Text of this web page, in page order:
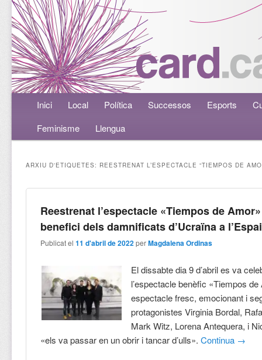
Menú principalAneu al contingut principal
Aneu al contingut secundari
Inici Local Política Successos Esports
Feminisme
Llengua
ARXIU D'ETIQUETES: REESTRENAT L’ESPECTACLE “TIEMPOS DE
Reestrenat l’espectacle «Tiempos de
benefici dels damnificats d’Ucraïna a
Publicat el11 d'abril de 2022 perMagdalena Ordinas
El dissabte dia 9 d’abril es va
l’espectacle benèfic «Tiempos
espectacle fresc, emocionant i
protagonistes Virginia Bordal,
Mark Witz, Lorena Antequera, i
«els va passar en un obrir i tancar d’ulls».Continua →